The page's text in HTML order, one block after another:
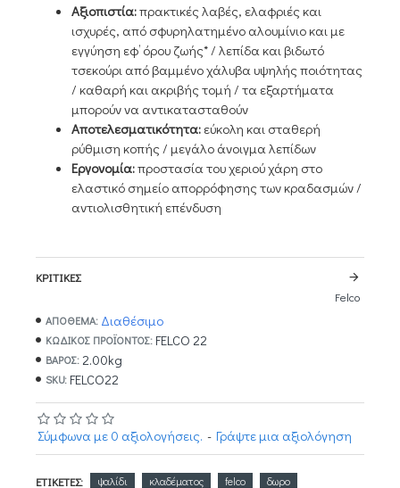
Αξιοπιστία:πρακτικές λαβές, ελαφριές και
ισχυρές, από σφυρηλατημένο αλουμίνιο και με
εγγύηση εφ’ όρου ζωής* / λεπίδα και βιδωτό
τσεκούρι από βαμμένο χάλυβα υψηλής ποιότητας
/ καθαρή και ακριβής τομή / τα εξαρτήματα
μπορούν να αντικατασταθούν
Αποτελεσματικότητα: εύκολη και σταθερή
ρύθμιση κοπής / μεγάλο άνοιγμα λεπίδων
Εργονομία:προστασία του χεριού χάρη στο
ελαστικό σημείο απορρόφησης των κραδασμών /
αντιολισθητική επένδυση
ΚΡΙΤΙΚΈΣ
ΑΠΟΘΕΜΑ: Διαθέσιμο
ΚΩΔΙΚΌΣ ΠΡΟΪΌΝΤΟΣ: FELCO 22
ΒΆΡΟΣ: 2.00kg
SKU: FELCO22
Felco
Σύμφωνα με 0 αξιολογήσεις. - Γράψτε μια αξιολόγηση
ΕΤΙΚΈΤΕΣ: ψαλίδι κλαδέματος felco
δωρο